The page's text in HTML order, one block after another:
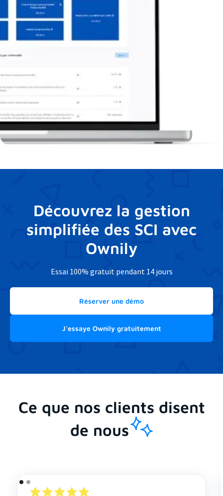
Découvrez la gestion
simplifiée des SCI avec
Ownily
Essai 100% gratuit pendant 14 jours
Réserver une démo
J'essaye Ownily gratuitement
Ce que nos clients disent
de nous